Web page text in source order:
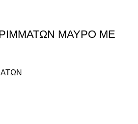
ΜΑΥΡΟ ΜΕ